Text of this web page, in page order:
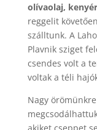
olívaolaj, kenyér
reggelit
szálltunk. A
Plavnik sziget
csendes volt a
voltak a téli
Nagy